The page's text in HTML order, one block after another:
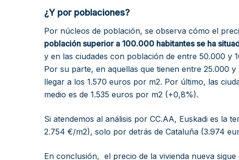
¿Y por poblaciones?
Por núcleos de población, se observa cómo el
población superior a 100.000 habitantes se ha
y en las ciudades con población de entre 50.000 y
Por su parte, en aquellas que tienen entre 25.000
llegar a los 1.570 euros por m2. Por último, las
medio es de 1.535 euros por m2 (+0,8%).
Si atendemos al análisis por CC.AA, Euskadi es la
2.754 €/m2), solo por detrás de Cataluña (3.974
En conclusión, el precio de la vivienda nueva